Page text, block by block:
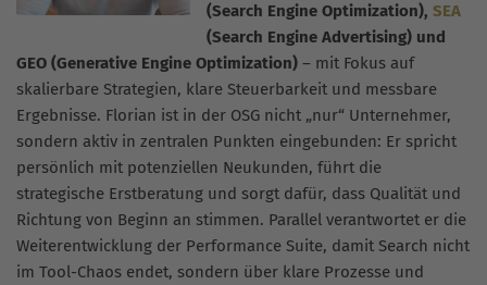
(Search Engine Optimization), SEA
(Search Engine Advertising) und
GEO (Generative Engine Optimization) – mit Fokus auf
skalierbare Strategien, klare Steuerbarkeit und messbare
Ergebnisse. Florian ist in der OSG nicht „nur“ Unternehmer,
sondern aktiv in zentralen Punkten eingebunden: Er spricht
persönlich mit potenziellen Neukunden, führt die
strategische Erstberatung und sorgt dafür, dass Qualität und
Richtung von Beginn an stimmen. Parallel verantwortet er die
Weiterentwicklung der Performance Suite, damit Search nicht
im Tool-Chaos endet, sondern über klare Prozesse und